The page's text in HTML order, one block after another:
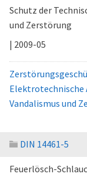
Schutz der
und Zerstörung
| 2009-05
Elektrotechnische
Vandalismus und
DIN 14461-5
Feuerlösch-